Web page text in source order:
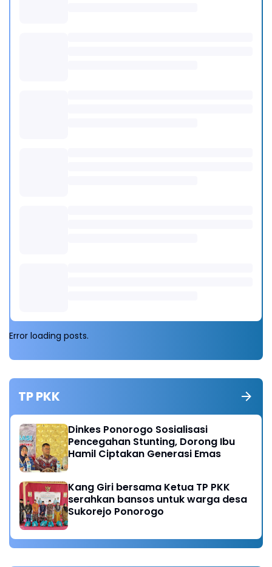
Error loading posts.
TP PKK
Dinkes Ponorogo Sosialisasi
Pencegahan Stunting, Dorong Ibu
Hamil Ciptakan Generasi Emas
Kang Giri bersama Ketua TP PKK
serahkan bansos untuk warga desa
Sukorejo Ponorogo